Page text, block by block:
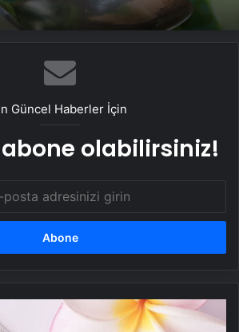
Nelerdir? Aloe Vera
Ne İşe Yarar, Yağı
Güncel Haberler İçin
olabilirsiniz!